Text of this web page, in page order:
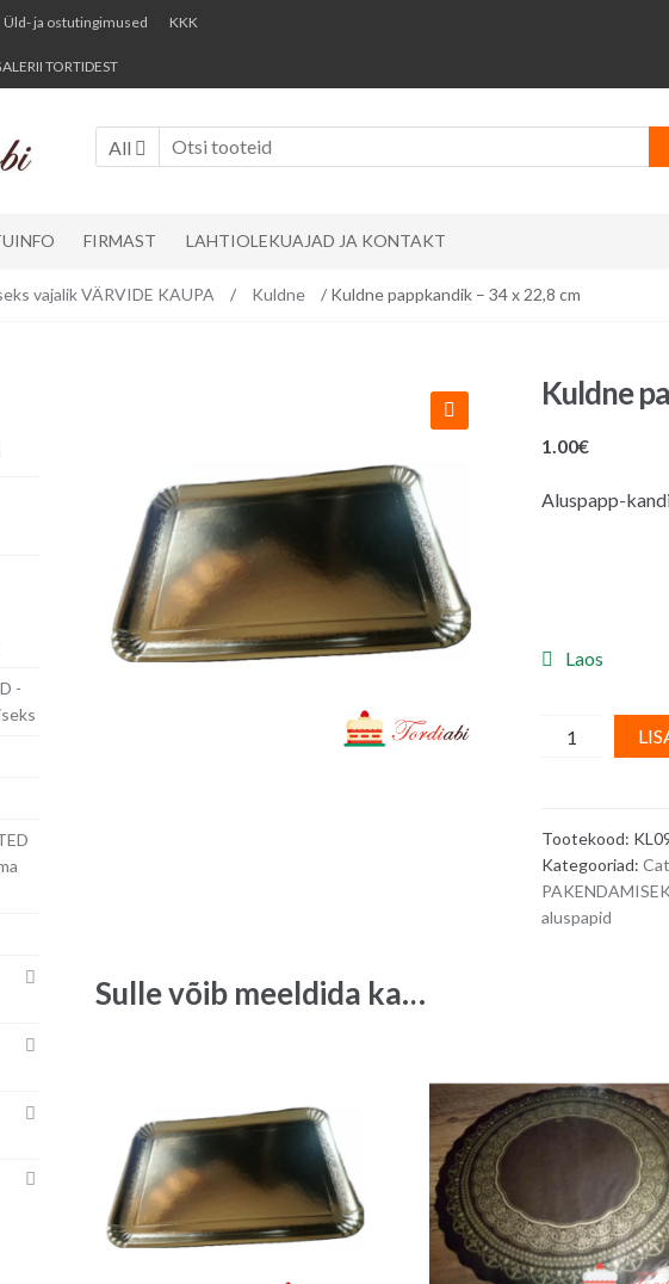
Üld- ja ostutingimused KKK
TORTIDEST
All
FIRMAST LAHTIOLEKUAJAD JA KONTAKT
vajalik VÄRVIDE KAUPA / Kuldne / Kuldne pappkandik – 34 x 22,8 cm
Kuldne
1.00€
Aluspapp-
Laos
Kuldne
pappkandik
x
22,8
cm
Tootekood:
Kategooriad:
aluspapid
Sulle võib meeldida ka…
-